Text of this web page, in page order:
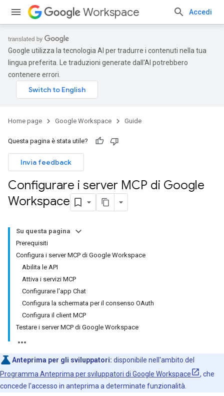
Workspace Accedi
Google utilizza la tecnologia AI per tradurre i contenuti nella tua
lingua preferita. Le traduzioni generate dall'AI potrebbero
contenere errori.
Home page Google Workspace Guide
Questa pagina è stata utile?
Invia feedback
Configurare i server MCP di Google
Workspace
Su questa pagina
Prerequisiti
Configura i server MCP di Google Workspace
Abilita le API
Attiva i servizi MCP
Configurare l'app Chat
Configura la schermata per il consenso OAuth
Configura il client MCP
Testare i server MCP di Google Workspace
Anteprima per gli sviluppatori: disponibile nell'ambito del
Programma Anteprima per sviluppatori di Google Workspace
, che
concede l'accesso in anteprima a determinate funzionalità.